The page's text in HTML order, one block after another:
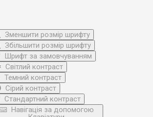
Зменшити розмір шрифту
Збільшити розмір шрифту
Шрифт за замовчуванням
Світлий контраст
Темний контраст
Сірий контраст
Стандартний контраст
Навігація за допомогою